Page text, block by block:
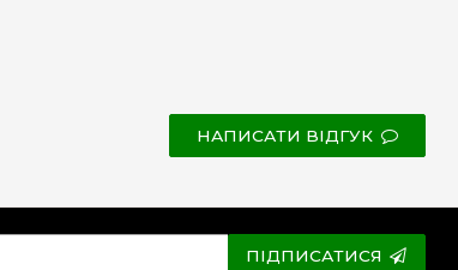
НАПИСАТИ ВІДГУК
ПІДПИСАТИСЯ